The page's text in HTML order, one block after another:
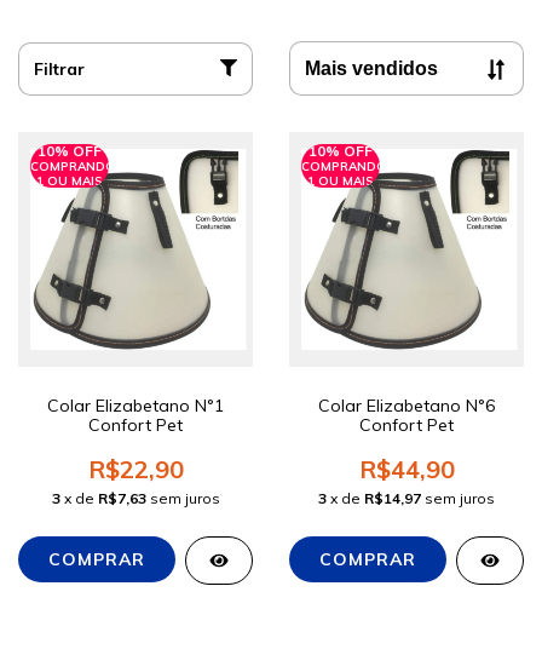
Filtrar
10% OFF
COMPRANDO
1 OU MAIS
Colar Elizabetano N°1
Confort Pet
R$22,90
3 x de R$7,63 sem juros
10% OFF
COMPRANDO
1 OU MAIS
Colar Elizabetano N°6
Confort Pet
R$44,90
3 x de R$14,97 sem juros